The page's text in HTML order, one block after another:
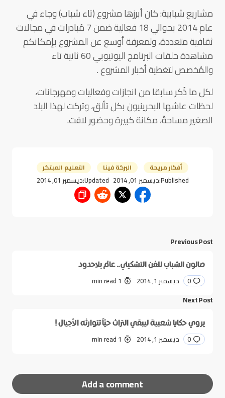
مشاريع شبابية: كان أبرزها مشروع (تاء شباب) وجاء في
عام 2014 بحوالي 18 فعالية ضمن 7 مُبادرات في مجالات
ثقافية متعددة، ولمعرفة أوسع عن المشروع بإمكانكم
مشاهدة حلقات البرنامج اليوتيوبي 60 ثانية تاء
والمُخصص لتغطية أخبار المشروع .
لكل ما ذُكر سابقا من انجازات وفعاليات ومهرجانات،
لحظات عاشها البحرينيون بكل تألق، وتركت لهذا البلد
الصغير مساحةً، مكانة كبيرة وحضور لافت.
أفكار مريحة البركة فينا التعليم المبتكر
Published:ديسمبر 01, 2014 Updated:ديسمبر 01, 2014
Previous Post
صالون الشباب للفن التشكيلي.. عالم بلاحدود
0 ديسمبر 1, 2014 1 min read
Next Post
يروي حكايا شعبية ليبقي التراث حيّاً تتوارثه الأجيال !
0 ديسمبر 1, 2014 1 min read
Add a comment